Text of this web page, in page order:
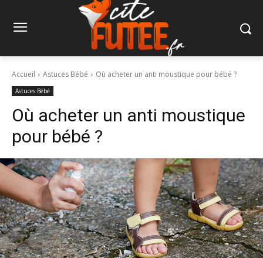
Accueil Astuces Bébé Où acheter un anti moustique pour bébé ?
Astuces Bébé
Où acheter un anti moustique
pour bébé ?